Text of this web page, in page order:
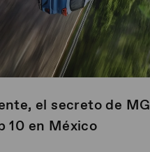
el secreto de MG
10 en México